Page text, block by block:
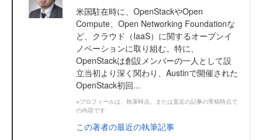
米国駐在時に、OpenStackやOpen
Compute、Open Networking Foundationな
ど、クラウド（IaaS）に関するオープンイ
ノベーションに取り組む。特に、
OpenStackは創設メンバーの一人として設
立当初より深く関わり、Austinで開催された
OpenStack初回...
※プロフィールは、執筆時点、または直近の記事の寄稿時点で
の内容です
この著者の最近の執筆記事